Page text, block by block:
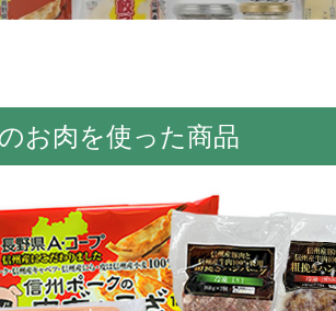
お肉を使った商品